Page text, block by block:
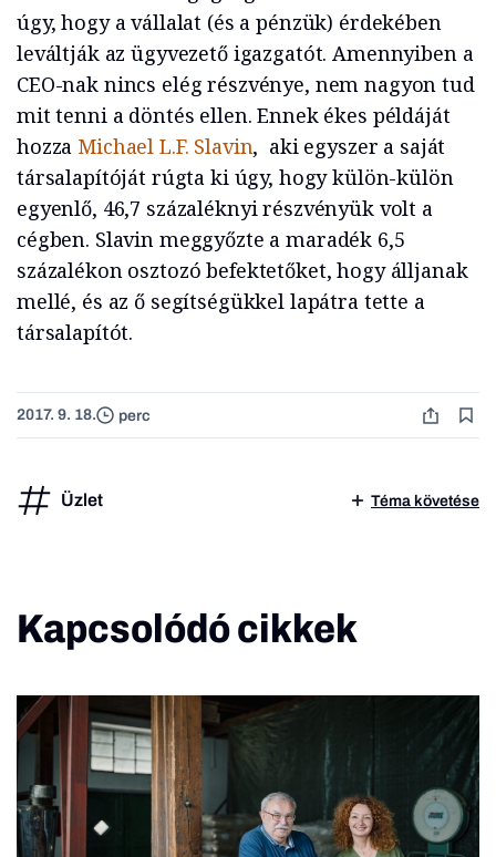
úgy, hogy a vállalat (és a pénzük) érdekében
leváltják az ügyvezető igazgatót. Amennyiben a
CEO-nak nincs elég részvénye, nem nagyon tud
mit tenni a döntés ellen. Ennek ékes példáját
hozza Michael L.F. Slavin, aki egyszer a saját
társalapítóját rúgta ki úgy, hogy külön-külön
egyenlő, 46,7 százaléknyi részvényük volt a
cégben. Slavin meggyőzte a maradék 6,5
százalékon osztozó befektetőket, hogy álljanak
mellé, és az ő segítségükkel lapátra tette a
társalapítót.
2017. 9. 18. perc
Üzlet Téma követése
Kapcsolódó cikkek